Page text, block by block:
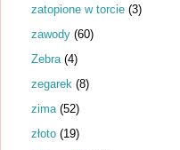
zatopione w torcie (3)
zawody (60)
Zebra (4)
zegarek (8)
zima (52)
złoto (19)